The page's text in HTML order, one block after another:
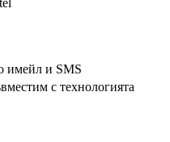
имейл и SMS
с технологията